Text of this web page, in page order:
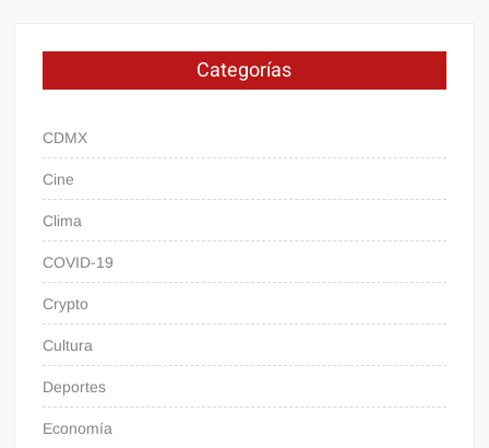
Categorías
CDMX
Cine
Clima
COVID-19
Crypto
Cultura
Deportes
Economía